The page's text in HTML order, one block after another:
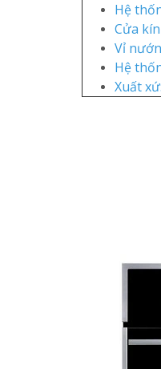
Hệ
Cửa
Vỉ
Hệ
Xuất